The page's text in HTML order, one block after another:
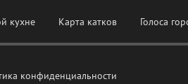
кухне Карта катков Голоса
конфиденциальности